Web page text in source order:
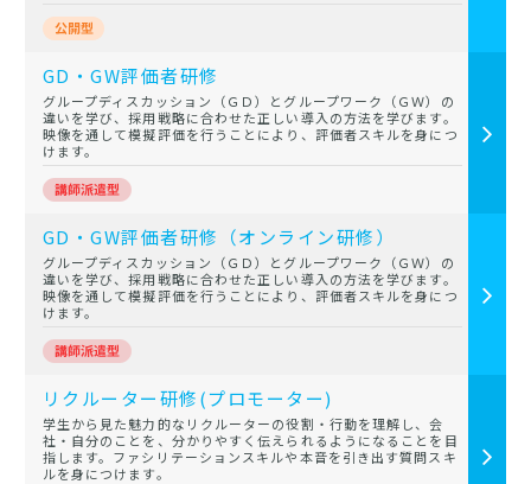
GD・GW評価者研修
グループディスカッション（ＧＤ）とグループワーク（ＧＷ）の
違いを学び、採用戦略に合わせた正しい導入の方法を学びます。
映像を通して模擬評価を行うことにより、評価者スキルを身につ
けます。
GD・GW評価者研修（オンライン研修）
グループディスカッション（ＧＤ）とグループワーク（ＧＷ）の
違いを学び、採用戦略に合わせた正しい導入の方法を学びます。
映像を通して模擬評価を行うことにより、評価者スキルを身につ
けます。
リクルーター研修(プロモーター)
学生から見た魅力的なリクルーターの役割・行動を理解し、会
社・自分のことを、分かりやすく伝えられるようになることを目
指します。ファシリテーションスキルや本音を引き出す質問スキ
ルを身につけます。